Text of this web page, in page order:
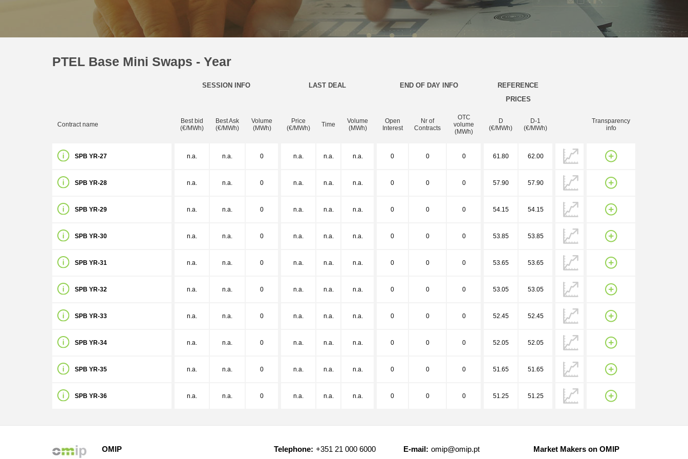
PTEL Base Mini Swaps - Year
SESSION INFO LAST DEAL END OF DAY INFO
REFERENCE
PRICES
Contract name
Best bid
(€/MWh)
Best Ask
(€/MWh)
Volume
(MWh)
Price
(€/MWh)
Time
Volume
(MWh)
Open
Interest
Nr of
Contracts
OTC
volume
(MWh)
D
(€/MWh)
D-1
(€/MWh)
Transparency
info
SPB YR-27 n.a. n.a. 0 n.a. n.a. n.a. 0 0 0 61.80 62.00
SPB YR-28 n.a. n.a. 0 n.a. n.a. n.a. 0 0 0 57.90 57.90
SPB YR-29 n.a. n.a. 0 n.a. n.a. n.a. 0 0 0 54.15 54.15
SPB YR-30 n.a. n.a. 0 n.a. n.a. n.a. 0 0 0 53.85 53.85
SPB YR-31 n.a. n.a. 0 n.a. n.a. n.a. 0 0 0 53.65 53.65
SPB YR-32 n.a. n.a. 0 n.a. n.a. n.a. 0 0 0 53.05 53.05
SPB YR-33 n.a. n.a. 0 n.a. n.a. n.a. 0 0 0 52.45 52.45
SPB YR-34 n.a. n.a. 0 n.a. n.a. n.a. 0 0 0 52.05 52.05
SPB YR-35 n.a. n.a. 0 n.a. n.a. n.a. 0 0 0 51.65 51.65
SPB YR-36 n.a. n.a. 0 n.a. n.a. n.a. 0 0 0 51.25 51.25
OMIP
Telephone: +351 21 000 6000
E-mail: omip@omip.pt Market Makers on OMIP